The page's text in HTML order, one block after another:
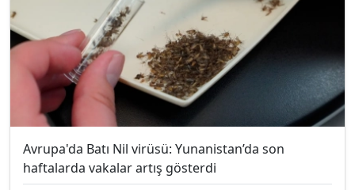
Avrupa'da Batı Nil virüsü: Yunanistan’da son
haftalarda vakalar artış gösterdi